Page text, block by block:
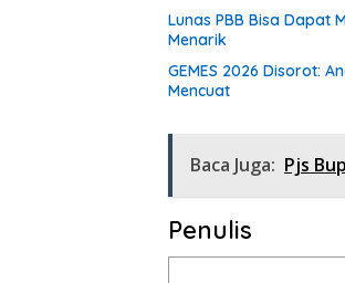
Lunas PBB Bisa Dapat
Menarik
GEMES 2026 Disorot:
Mencuat
Baca Juga: Pjs
Penulis